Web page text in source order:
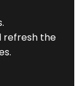
refresh the